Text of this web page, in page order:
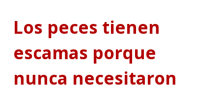
Los peces tienen
escamas porque
nunca necesitaron